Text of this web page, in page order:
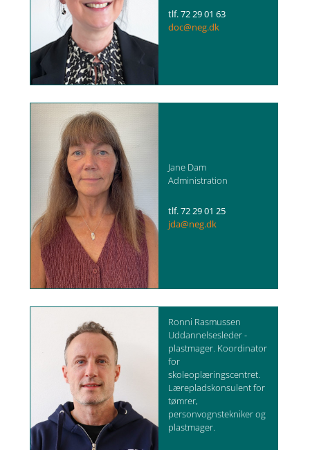
tlf. 72 29 01 63
doc@neg.dk
Jane Dam
Administration
tlf. 72 29 01 25
jda@neg.dk
Ronni Rasmussen
Uddannelsesleder -
plastmager. Koordinator
for
skoleoplæringscentret.
Lærepladskonsulent for
tømrer,
personvognstekniker og
plastmager.